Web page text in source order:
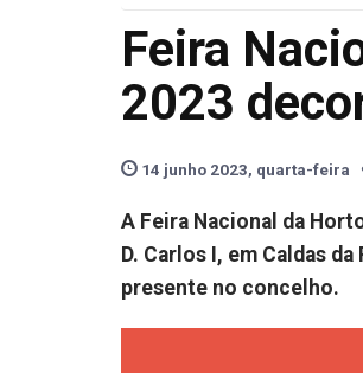
Feira
2023
14 junho 2023, quarta-feira
A Feira Nacional da
D. Carlos I, em Caldas
presente no concelho.